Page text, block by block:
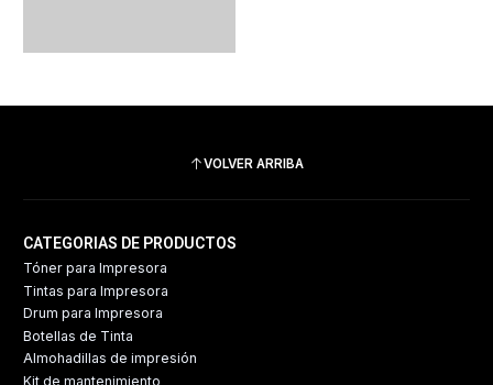
VOLVER ARRIBA
CATEGORIAS DE PRODUCTOS
Tóner para Impresora
Tintas para Impresora
Drum para Impresora
Botellas de Tinta
Almohadillas de impresión
Kit de mantenimiento